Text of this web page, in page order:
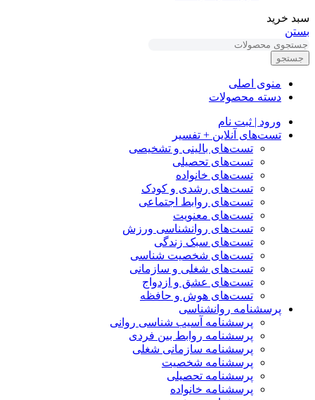
سبد خرید
بستن
جستجو
منوی اصلی
دسته محصولات
ورود | ثبت نام
تست‌های آنلاین + تفسیر
تست‌های بالینی و تشخیصی
تست‌های تحصیلی
تست‌های خانواده
تست‌های رشدی و کودک
تست‌های روابط اجتماعی
تست‌های معنویت
تست‌های روانشناسی ورزش
تست‌های سبک زندگی
تست‌های شخصیت شناسی
تست‌های شغلی و سازمانی
تست‌های عشق و ازدواج
تست‌های هوش و حافظه
پرسشنامه روانشناسی
پرسشنامه آسیب شناسی روانی
پرسشنامه روابط بین فردی
پرسشنامه سازمانی شغلی
پرسشنامه شخصیت
پرسشنامه تحصیلی
پرسشنامه خانواده